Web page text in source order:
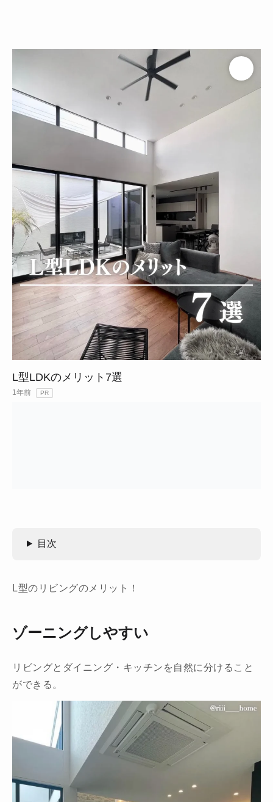
L型LDKのメリット7選
1年前 PR
目次
L型のリビングのメリット！
ゾーニングしやすい
リビングとダイニング・キッチンを自然に分けること
ができる。
シンプルモダン
ジャパンディ
ダイニング
積水ハウス
アイ工務店
住友林業
設計事務所
キッチンハウス / kitchenhouse